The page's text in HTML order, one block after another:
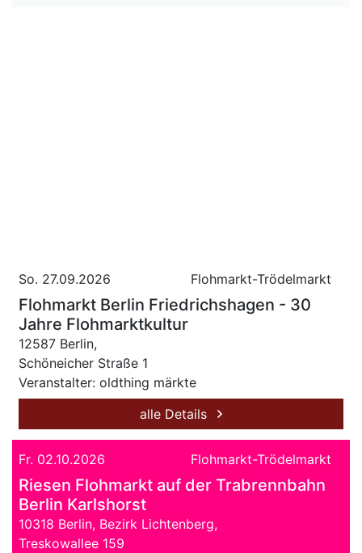
So. 27.09.2026 Flohmarkt-Trödelmarkt
Flohmarkt Berlin Friedrichshagen - 30
Jahre Flohmarktkultur
12587 Berlin,
Schöneicher Straße 1
Veranstalter: oldthing märkte
alle Details
Fr. 02.10.2026 Flohmarkt-Trödelmarkt
Riesen Flohmarkt auf der Trabrennbahn
Berlin Karlshorst
10318 Berlin, Bezirk Lichtenberg,
Treskowallee 159